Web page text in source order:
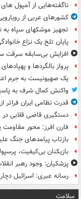
ناگفته‌هایی از آمپول
کشورهای عربی از
تجهیز موشکهای سپاه
پایان تلخ یک نزاع
افزایش بی‌سابقه سرقت
پرواز بالگردها و
یک صهیونیست به جرم
واکنش کمال شرف به
قدرت نظامی ایران فراتر
دستگیری قاضی قلابی در
فارن افرز: محور مقاومت
بازتاب پیامدهای جنگ
بازیکنان بی‌کیفیت،
پزشکیان: وجود رهبر
رسانه عبری: اسرائیل
سلامت